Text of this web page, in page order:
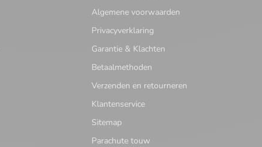
Algemene voorwaarden
Privacyverklaring
Garantie & Klachten
Betaalmethoden
Verzenden en retourneren
Klantenservice
Sitemap
Parachute touw